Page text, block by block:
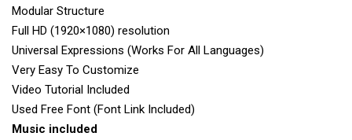
Modular Structure
Full HD (1920×1080) resolution
Universal Expressions (Works For All Languages)
Very Easy To Customize
Video Tutorial Included
Used Free Font (Font Link Included)
Music included